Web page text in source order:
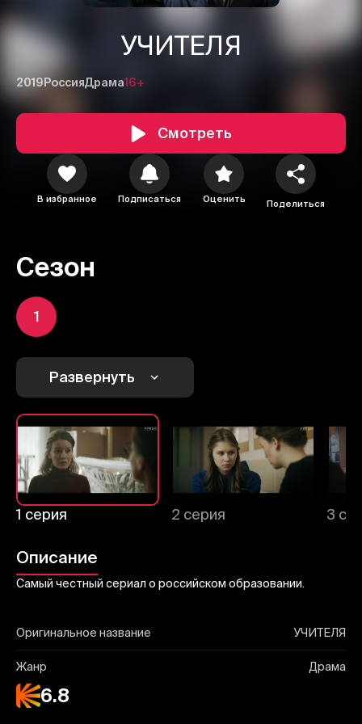
УЧИТЕЛЯ
2019 РоссияДрама16+
Смотреть
В избранное Подписаться Оценить Поделиться
Сезон
1
Развернуть
1 серия 2 серия 3
Описание
Самый честный сериал о российском образовании.
Оригинальное название УЧИТЕЛЯ
Жанр Драма
6.8
Отправить